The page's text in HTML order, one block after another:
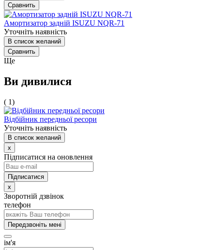
Сравнить
Амортизатор задній ISUZU NQR-71
Уточніть наявність
В список желаний
Сравнить
Ще
Ви дивилися
( 1)
Відбійник передньої ресори
Уточніть наявність
В список желаний
x
Підписатися на оновлення
x
Зворотній дзвінок
телефон
Передзвоніть мені
ім'я